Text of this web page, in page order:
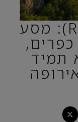
רומניה (ROMANIA): מסע
תמיד